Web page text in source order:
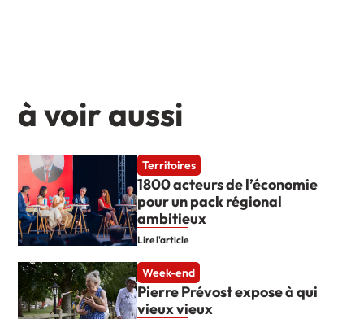
à voir aussi
Territoires
1800 acteurs de l’économie
pour un pack régional
ambitieux
Lire l'article
Week-end
Pierre Prévost expose à qui
vieux vieux